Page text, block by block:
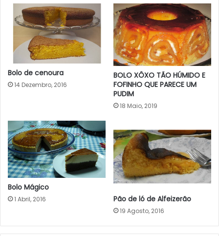
Bolo de cenoura
14 Dezembro, 2016
BOLO XÔXO TÃO HÚMIDO E
FOFINHO QUE PARECE UM
PUDIM
18 Maio, 2019
Bolo Mágico
1 Abril, 2016 Pão de ló de Alfeizerão
19 Agosto, 2016